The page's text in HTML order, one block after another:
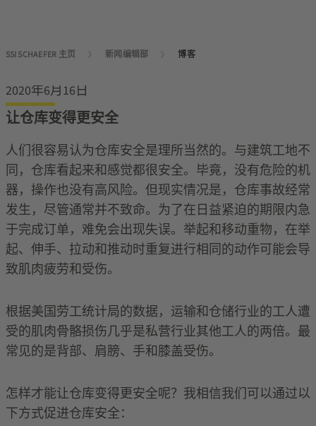
SSI SCHAEFER 主页 新闻编辑部 博客
2020年6月16日
让仓库变得更安全
人们很容易认为仓库安全是理所当然的。与建筑工地不
同，仓库看起来和感觉都很安全。毕竟，没有危险的机
器，操作也没有高风险。但现实情况是，仓库事故经常
发生，尽管通常并不致命。为了在日益紧迫的期限内急
于完成订单，难免会出现失误。举起和移动重物，在举
起、伸手、拉动和推动时重复进行相同的动作可能会导
致肌肉疲劳和受伤。
根据美国劳工统计局的数据，运输和仓储行业的工人遭
受的肌肉骨骼损伤几乎是私营行业其他工人的两倍。最
常见的是背部、肩膀、手和膝盖受伤。
怎样才能让仓库变得更安全呢？我相信我们可以通过以
下方式促进仓库安全：